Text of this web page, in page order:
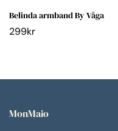
Belinda armband By Våga
299kr
MonMaio